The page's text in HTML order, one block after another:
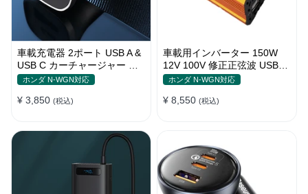
車載充電器 2ポート USB A &
USB C カーチャージャー 急
速充電USB [36W 12V-24V ]
ホンダ N-WGN対応
¥ 3,850 (税込)
車載用インバーター 150W
12V 100V 修正正弦波 USBポ
ート2口 コンバーター 防災用
ホンダ N-WGN対応
¥ 8,550 (税込)